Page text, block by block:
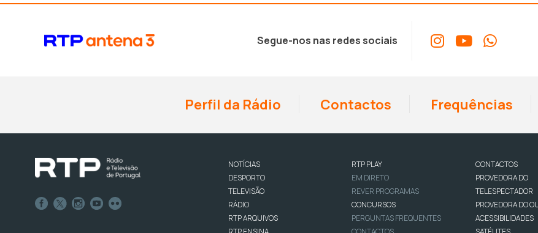
Segue-nos nas redes sociais
Perfil da Rádio Contactos Frequências
NOTÍCIAS
DESPORTO
TELEVISÃO
RÁDIO
RTP ARQUIVOS
RTP PLAY
EM DIRETO
REVER PROGRAMAS
CONCURSOS
PERGUNTAS FREQUENTES
CONTACTOS
PROVEDORA DO
TELESPECTADOR
PROVEDORA DO
ACESSIBILIDADES